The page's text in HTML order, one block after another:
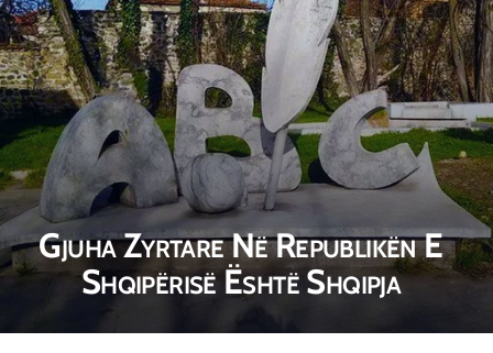
Gjuha Zyrtare Në Republikën E
Shqipërisë Është Shqipja